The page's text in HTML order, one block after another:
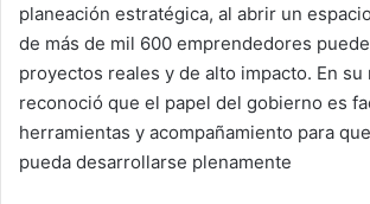
planeación estratégica, al abrir un
de más de mil 600 emprendedores
proyectos reales y de alto impacto. En su
reconoció que el papel del gobierno es
herramientas y acompañamiento para
pueda desarrollarse plenamente